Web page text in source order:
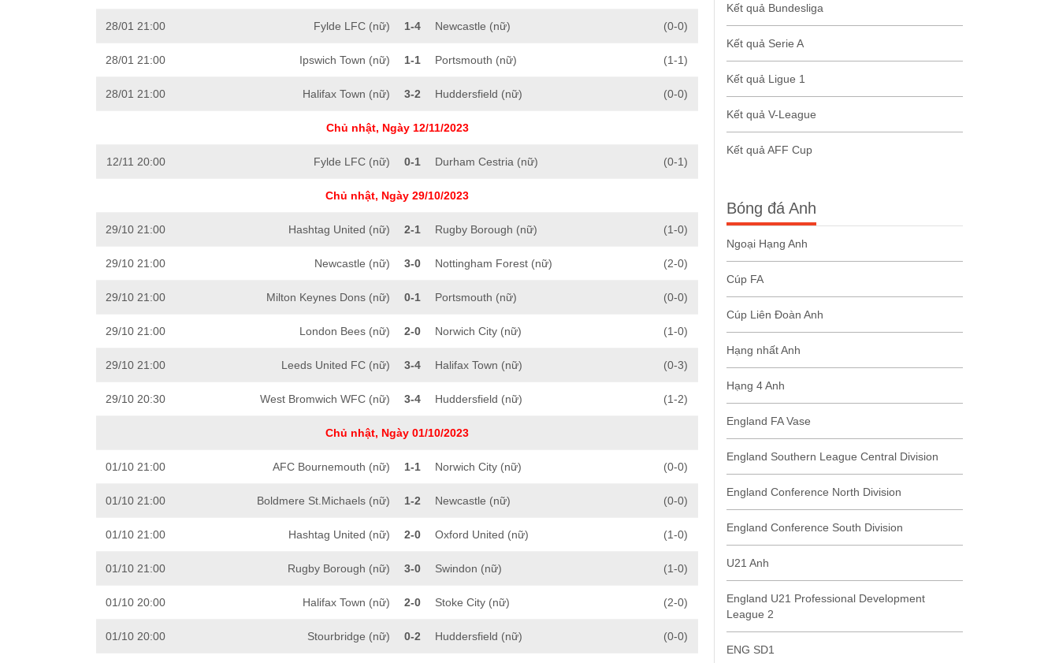
28/01 21:00 Fylde LFC (nữ) 1-4 Newcastle (nữ) (0-0)
28/01 21:00 Ipswich Town (nữ) 1-1 Portsmouth (nữ) (1-1)
28/01 21:00 Halifax Town (nữ) 3-2 Huddersfield (nữ) (0-0)
Chủ nhật, Ngày 12/11/2023
12/11 20:00 Fylde LFC (nữ) 0-1 Durham Cestria (nữ) (0-1)
Chủ nhật, Ngày 29/10/2023
29/10 21:00 Hashtag United (nữ) 2-1 Rugby Borough (nữ) (1-0)
29/10 21:00 Newcastle (nữ) 3-0 Nottingham Forest (nữ) (2-0)
29/10 21:00 Milton Keynes Dons (nữ) 0-1 Portsmouth (nữ) (0-0)
29/10 21:00 London Bees (nữ) 2-0 Norwich City (nữ) (1-0)
29/10 21:00 Leeds United FC (nữ) 3-4 Halifax Town (nữ) (0-3)
29/10 20:30 West Bromwich WFC (nữ) 3-4 Huddersfield (nữ) (1-2)
Chủ nhật, Ngày 01/10/2023
01/10 21:00 AFC Bournemouth (nữ) 1-1 Norwich City (nữ) (0-0)
01/10 21:00 Boldmere St.Michaels (nữ) 1-2 Newcastle (nữ) (0-0)
01/10 21:00 Hashtag United (nữ) 2-0 Oxford United (nữ) (1-0)
01/10 21:00 Rugby Borough (nữ) 3-0 Swindon (nữ) (1-0)
01/10 20:00 Halifax Town (nữ) 2-0 Stoke City (nữ) (2-0)
01/10 20:00 Stourbridge (nữ) 0-2 Huddersfield (nữ) (0-0)
Kết quả Bundesliga
Kết quả Serie A
Kết quả Ligue 1
Kết quả V-League
Kết quả AFF Cup
Bóng đá Anh
Ngoại Hạng Anh
Cúp FA
Cúp Liên Đoàn Anh
Hạng nhất Anh
Hạng 4 Anh
England FA Vase
England Southern League Central Division
England Conference North Division
England Conference South Division
U21 Anh
England U21 Professional Development
League 2
ENG SD1